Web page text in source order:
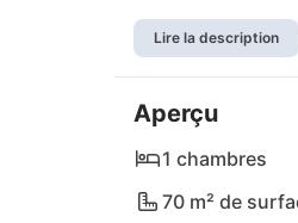
cadre parfait
sentiment de
ends bien-être et
Lire la description
Aperçu
1 chambres
70 m² de